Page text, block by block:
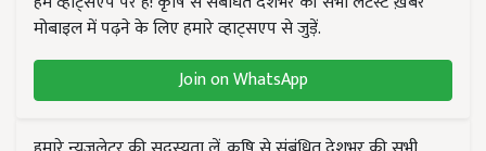
मोबाइल में पढ़ने के लिए हमारे व्हाट्सएप से जुड़ें.
Join on WhatsApp